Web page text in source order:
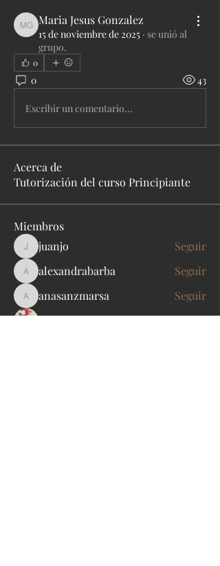
Maria Jesus Gonzalez
Maria Jesus Gonzalez
15 de noviembre de 2025 · se unió al
grupo.
0
0 43
Escribir un comentario...
Acerca de
Tutorización del curso Principiante
Miembros
juanjojuanjo Seguir
alexandrabarba
alexandrabarba Seguir
anasanzmarsa
anasanzmarsa Seguir